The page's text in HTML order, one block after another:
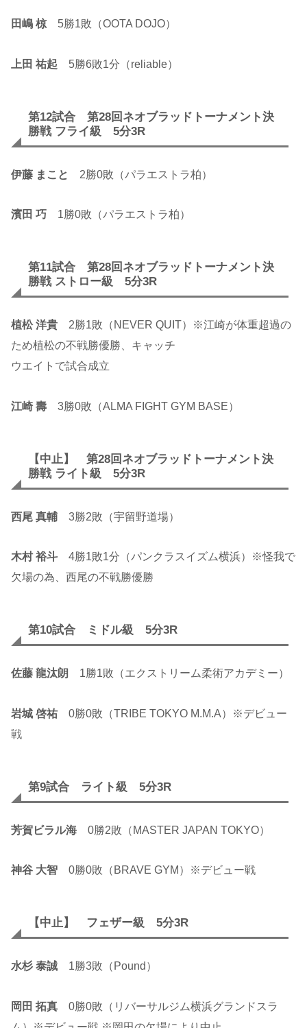
田嶋 椋 5勝1敗（OOTA DOJO）
上田 祐起 5勝6敗1分（reliable）
第12試合 第28回ネオブラッドトーナメント決
勝戦 フライ級 5分3R
伊藤 まこと 2勝0敗（パラエストラ柏）
濱田 巧 1勝0敗（パラエストラ柏）
第11試合 第28回ネオブラッドトーナメント決
勝戦 ストロー級 5分3R
植松 洋貴 2勝1敗（NEVER QUIT）※江崎が体重超過の
ため植松の不戦勝優勝、キャッチ
ウエイトで試合成立
江崎 壽 3勝0敗（ALMA FIGHT GYM BASE）
【中止】 第28回ネオブラッドトーナメント決
勝戦 ライト級 5分3R
西尾 真輔 3勝2敗（宇留野道場）
木村 裕斗 4勝1敗1分（パンクラスイズム横浜）※怪我で
欠場の為、西尾の不戦勝優勝
第10試合 ミドル級 5分3R
佐藤 龍汰朗 1勝1敗（エクストリーム柔術アカデミー）
岩城 啓祐 0勝0敗（TRIBE TOKYO M.M.A）※デビュー
戦
第9試合 ライト級 5分3R
芳賀ビラル海 0勝2敗（MASTER JAPAN TOKYO）
神谷 大智 0勝0敗（BRAVE GYM）※デビュー戦
【中止】 フェザー級 5分3R
水杉 泰誠 1勝3敗（Pound）
岡田 拓真 0勝0敗（リバーサルジム横浜グランドスラ